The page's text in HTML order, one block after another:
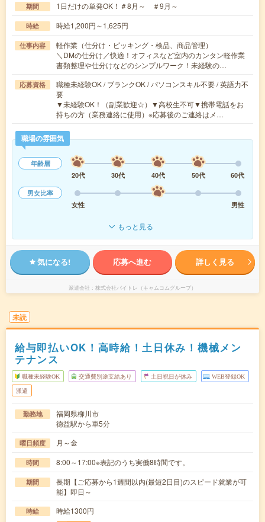
期間 1日だけの単発OK！＃8月～ ＃9月～
時給 時給1,200円～1,625円
仕事内容
軽作業（仕分け・ピッキング・検品、商品管理）
＼DMの仕分け／快適！オフィスなど室内のカンタン軽作業
書類整理や仕分けなどのシンプルワーク！未経験の…
応募資格
職種未経験OK / ブランクOK / パソコンスキル不要 / 英語力不
要
▼未経験OK！（副業歓迎☆）▼高校生不可▼携帯電話をお
持ちの方（業務連絡に使用）※応募後のご連絡はメ…
職場の雰囲気
年齢層
20代
30代 40代 50代
60代
男女比率
女性
男性
もっと見る
気になる! 応募へ進む 詳しく見る
派遣会社 株式会社バイトレ（キャムコムグループ）
未読
給与即払いOK！高時給！土日休み！機械メン
テナンス
職種未経験OK 交通費別途支給あり 土日祝日が休み WEB登録OK
派遣
勤務地
福岡県柳川市
徳益駅から車5分
曜日頻度 月～金
時間 8:00～17:00※表記のうち実働8時間です。
期間
長期【ご応募から1週間以内(最短2日目)のスピード就業が可
能】即日～
時給 時給1300円